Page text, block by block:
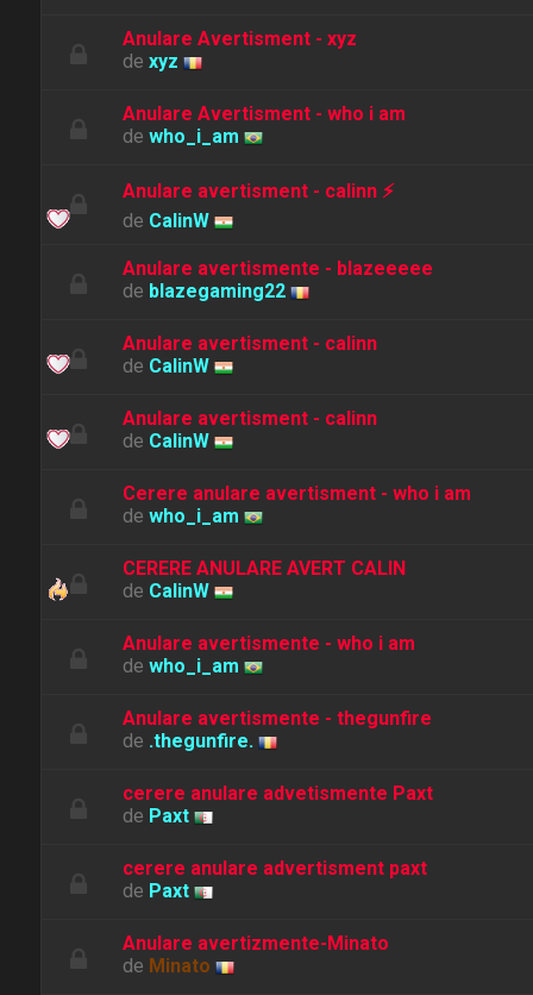
Anulare Avertisment - xyz
de xyz
Anulare Avertisment - who i am
de who_i_am
Anulare avertisment - calinn ⚡
de CalinW
Anulare avertismente - blazeeeee
de blazegaming22
Anulare avertisment - calinn
de CalinW
Anulare avertisment - calinn
de CalinW
Cerere anulare avertisment - who i am
de who_i_am
CERERE ANULARE AVERT CALIN
de CalinW
Anulare avertismente - who i am
de who_i_am
Anulare avertismente - thegunfire
de .thegunfire.
cerere anulare advetismente Paxt
de Paxt
cerere anulare advertisment paxt
de Paxt
Anulare avertizmente-Minato
de Minato